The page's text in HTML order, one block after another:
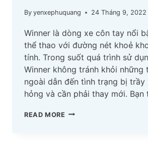
By yenxephuquang 24 Tháng 9, 2022
Winner là dòng xe côn tay nổi
thể thao với đường nét khoẻ
tính. Trong suốt quá trình sử
Winner không tránh khỏi những
ngoài dẫn đến tình trạng bị
hỏng và cần phải thay mới. Bạn
READ MORE YÊN